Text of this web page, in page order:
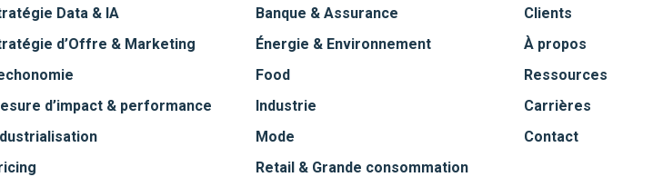
Data & IA
d’Offre & Marketing
d’impact & performance
Banque & Assurance
Énergie & Environnement
Food
Industrie
Mode
Retail & Grande consommation
Clients
À propos
Ressources
Carrières
Contact